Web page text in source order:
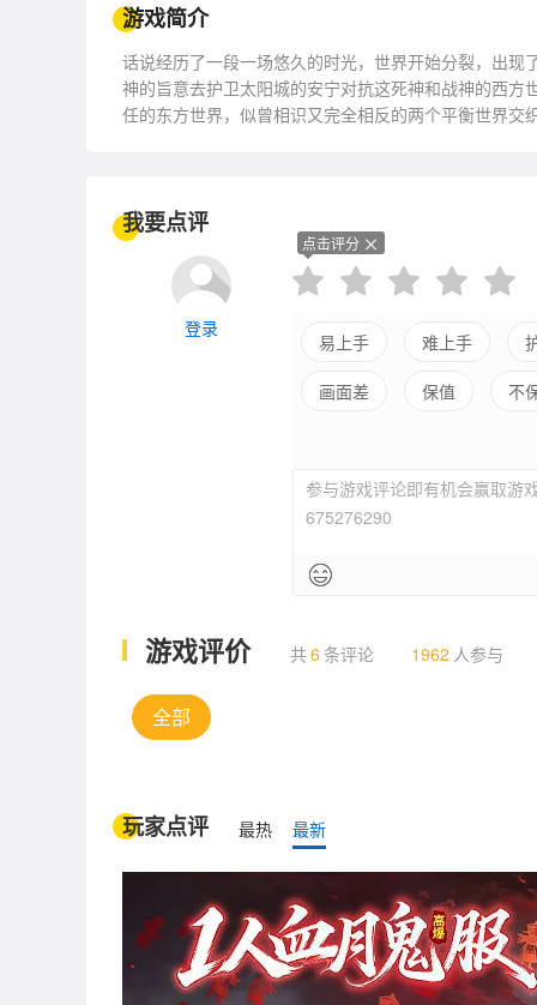
游戏简介
话说经历了一段一场悠久的时光，世界开始分裂，出
神的旨意去护卫太阳城的安宁对抗这死神和战神的西
任的东方世界，似曾相识又完全相反的两个平衡世界
我要点评
登录
点击评分
易上手 难上手
画面差 保值 不
低自由
参与游戏评论即有机会赢取游
675276290
游戏评价 共6 条评论 1962 人参与
全部
玩家点评 最热 最新